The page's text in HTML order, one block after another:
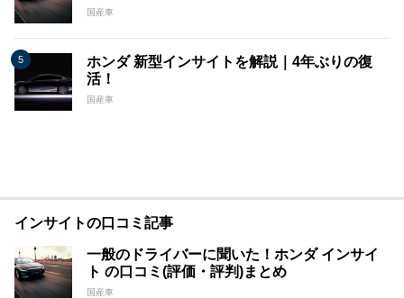
国産車
ホンダ 新型インサイトを解説｜4年ぶりの復
活！
国産車
インサイトの口コミ記事
一般のドライバーに聞いた！ホンダ インサイ
ト の口コミ(評価・評判)まとめ
国産車